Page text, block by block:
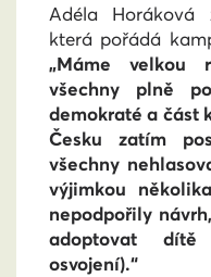
Adéla Horáková
která pořádá
„Máme velkou
všechny plně
demokraté a část
Česku zatím
všechny
výjimkou
nepodpořily
adoptovat
osvojení).“